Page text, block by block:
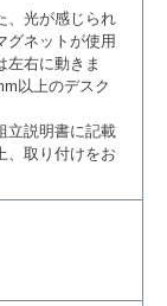
、光が感じられ
グネットが使用
左右に動きま
以上のデスク
立説明書に記載
、取り付けをお